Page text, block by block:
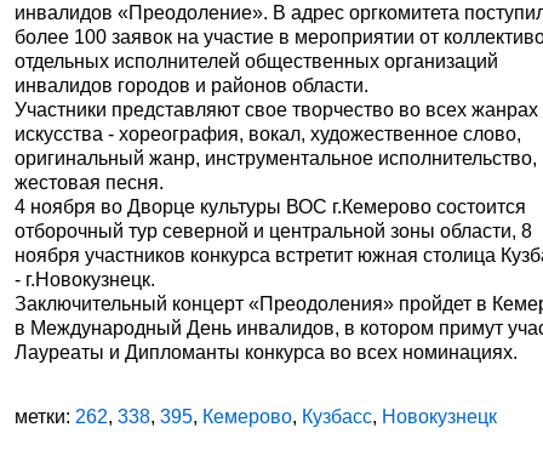
инвалидов «Преодоление». В адрес оргкомитета
более 100 заявок на участие в мероприятии от
отдельных исполнителей общественных организаций
инвалидов городов и районов области.
Участники представляют свое творчество во всех жанрах
искусства - хореография, вокал, художественное слово,
оригинальный жанр, инструментальное исполнительство,
жестовая песня.
4 ноября во Дворце культуры ВОС г.Кемерово состоится
отборочный тур северной и центральной зоны области, 8
ноября участников конкурса встретит южная столица
- г.Новокузнецк.
Заключительный концерт «Преодоления» пройдет в
в Международный День инвалидов, в котором примут
Лауреаты и Дипломанты конкурса во всех номинациях.
метки: 262,338,395, Кемерово, Кузбасс, Новокузнецк